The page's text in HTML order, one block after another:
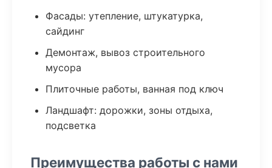
Фасады: утепление, штукатурка,
сайдинг
Демонтаж, вывоз строительного
мусора
Плиточные работы, ванная под ключ
Ландшафт: дорожки, зоны отдыха,
подсветка
Преимущества работы с нами